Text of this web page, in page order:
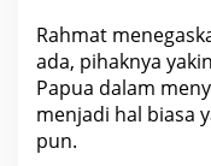
Rahmat
ada, pihaknya
Papua dalam
menjadi hal biasa
pun.